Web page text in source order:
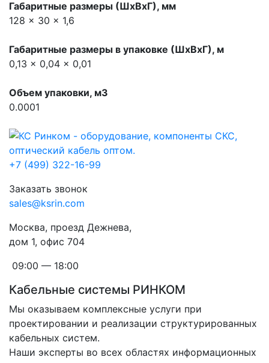
Габаритные размеры (ШхВхГ), мм
128 x 30 x 1,6
Габаритные размеры в упаковке (ШхВхГ), м
0,13 x 0,04 x 0,01
Объем упаковки, м3
0.0001
+7 (499) 322-16-99
Заказать звонок
sales@ksrin.com
Москва, проезд Дежнева,
дом 1, офис 704
09:00 — 18:00
Кабельные системы РИНКОМ
Мы оказываем комплексные услуги при
проектировании и реализации структурированных
кабельных систем.
Наши эксперты во всех областях информационных